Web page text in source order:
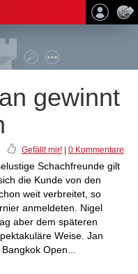
gewinnt
Gefällt mir! 0 Kommentare
Schachfreunde gilt
die Kunde von den
weit verbreitet, so
anmeldeten. Nigel
aber dem späteren
Weise. Jan
Open...